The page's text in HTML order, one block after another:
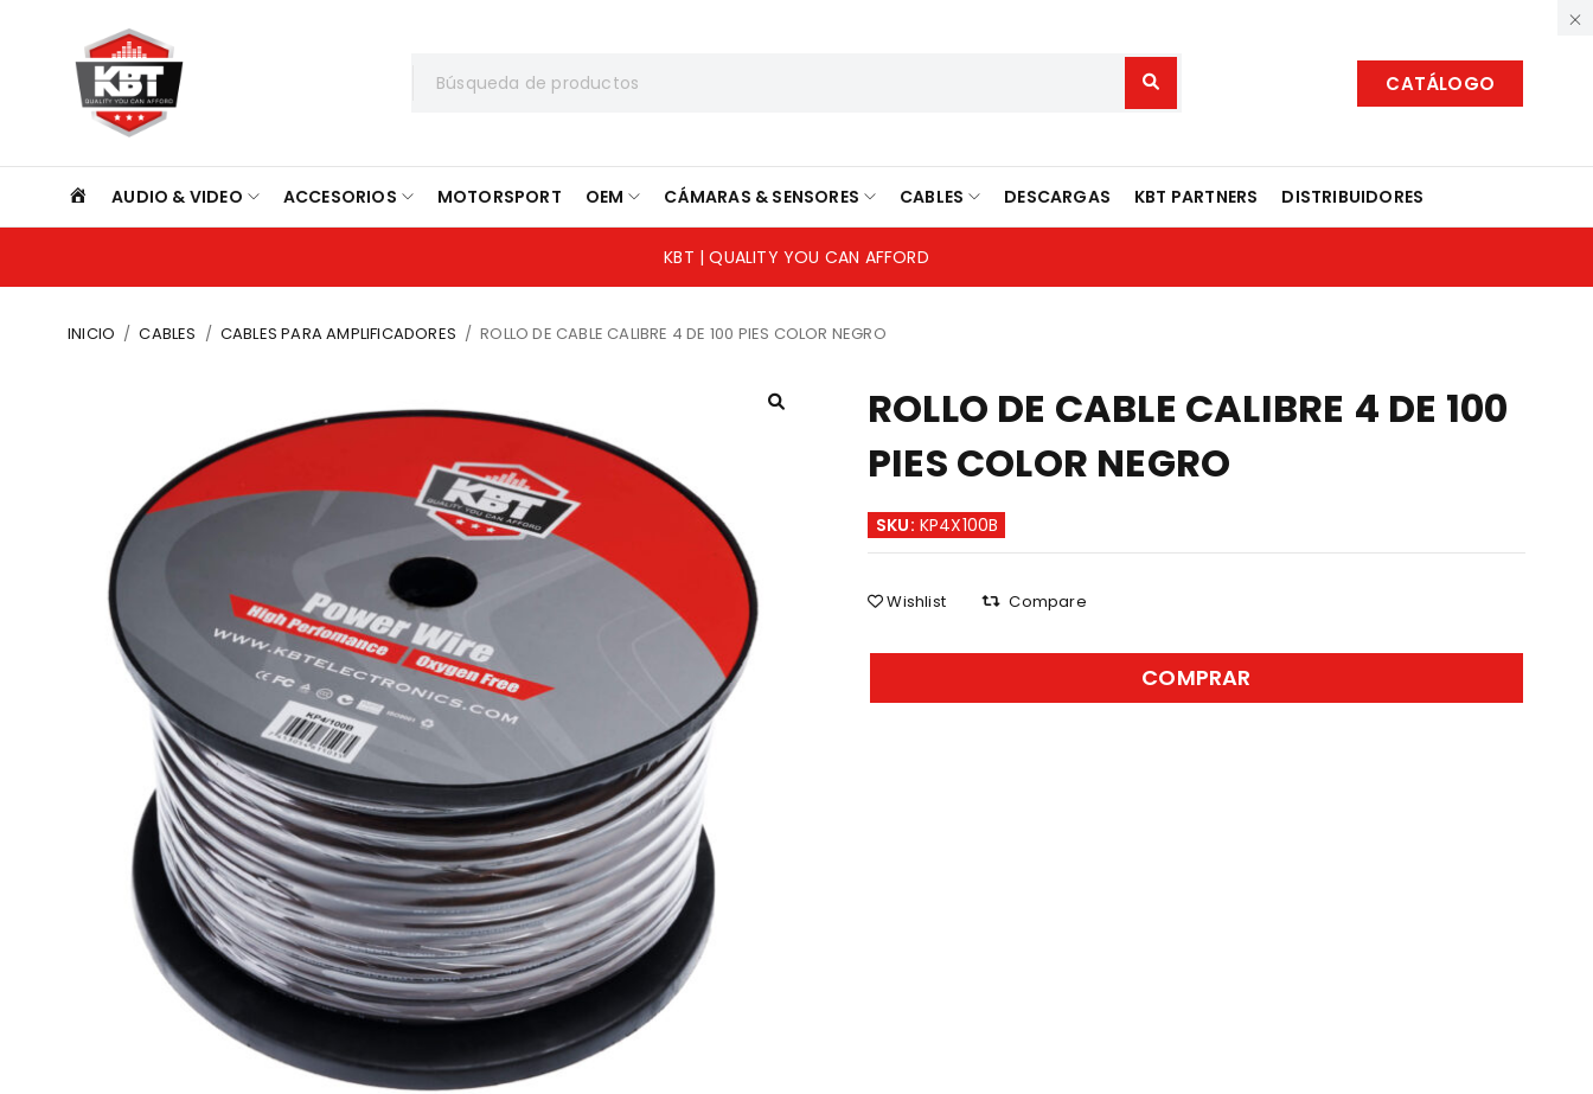
CATÁLOGO
INICIO
AUDIO & VIDEO ACCESORIOS MOTORSPORT OEM CÁMARAS & SENSORES CABLES DESCARGAS KBT PARTNERS DISTRIBUIDORES
KBT | QUALITY YOU CAN AFFORD
INICIO / CABLES / CABLES PARA AMPLIFICADORES / ROLLO DE CABLE CALIBRE 4 DE 100 PIES COLOR NEGRO
ROLLO DE CABLE CALIBRE 4 DE 100
PIES COLOR NEGRO
SKU: KP4X100B
Wishlist Compare
COMPRAR